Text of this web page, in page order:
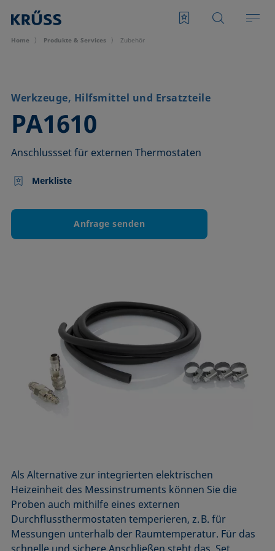
Home Produkte & Services Zubehör
Werkzeuge, Hilfsmittel und Ersatzteile
PA1610
–
Anschlussset für externen Thermostaten
Merkliste
Anfrage senden
Als Alternative zur integrierten elektrischen
Heizeinheit des Messinstruments können Sie die
Proben auch mithilfe eines externen
Durchflussthermostaten temperieren, z. B. für
Messungen unterhalb der Raumtemperatur. Für das